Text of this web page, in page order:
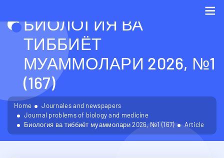
БИОЛОГИЯ ВА
ТИББИЁТ
МУАММОЛАРИ 2026, №1
(167)
Home
Journales and newspapers
Journal problems of biology and medicine
Биология ва тиббиёт муаммолари 2026, №1 (167)
Article